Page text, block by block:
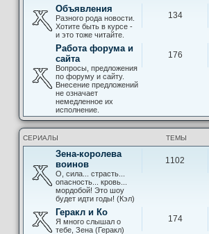
Объявления
Разного рода новости.
Хотите быть в курсе -
и это тоже читайте.
134
Работа форума и
сайта
Вопросы, предложения
по форуму и сайту.
Внесение предложений
не означает
немедленное их
исполнение.
176
СЕРИАЛЫ ТЕМЫ
Зена-королева
воинов
О, сила... страсть...
опасность... кровь...
мордобой! Это шоу
будет идти годы! (Кэл)
1102
Геракл и Ко
Я много слышал о
тебе, Зена (Геракл)
174